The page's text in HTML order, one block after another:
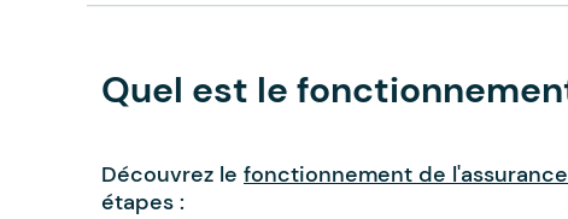
Quel est le
Découvrez le fonctionnement de
étapes :